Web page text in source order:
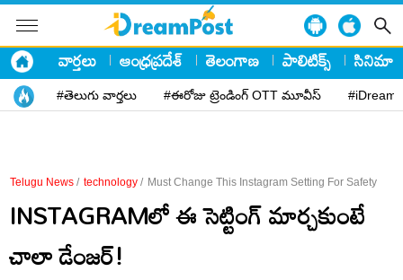
వార్తలు ఆంధ్రప్రదేశ్ తెలంగాణ పాలిటిక్స్ సినిమా
#తెలుగు వార్తలు #ఈరోజు ట్రెండింగ్ OTT మూవీస్
Telugu News / technology / Must Change This Instagram Setting For Safety
INSTAGRAMలో ఈ సెట్టింగ్ మార్చకుంటే
చాలా డేంజర్!